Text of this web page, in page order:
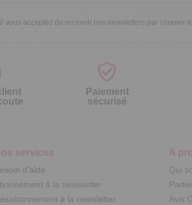
vous acceptez de recevoir nos newsletters par
Paiement
sécurisé
services
d'aide
à la newsletter
à la newsletter
A
Qui
Avis